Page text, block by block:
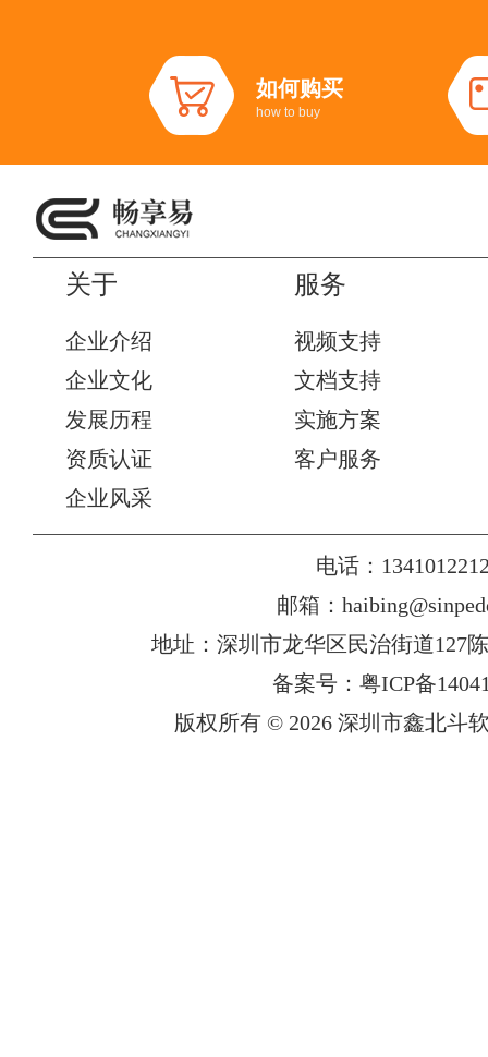
如何购买
how to buy
关于
企业介绍
企业文化
发展历程
资质认证
企业风采
服务
视频支持
文档支持
实施方案
客户服务
电话：
邮箱：
地址：深圳市龙华区民治街道127
备案号：粤ICP备
版权所有 © 2026 深圳市鑫北斗